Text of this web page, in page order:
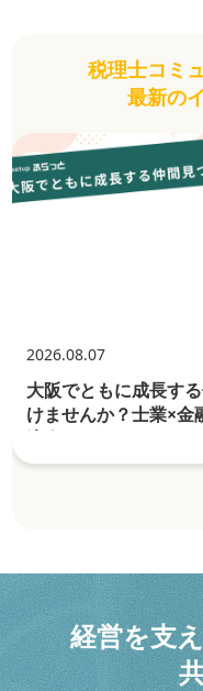
税理士コミ
最新の
2026.08.07
大阪でともに成長す
けませんか？士業×金
流会
経営を支え